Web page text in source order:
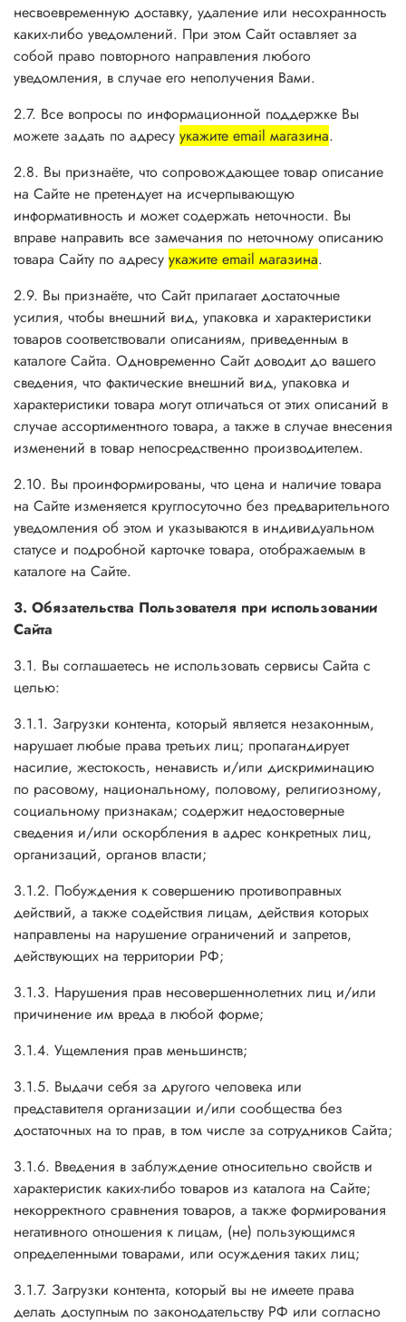
несвоевременную доставку, удаление или несохранность
каких-либо уведомлений. При этом Сайт оставляет за
собой право повторного направления любого
уведомления, в случае его неполучения Вами.
2.7. Все вопросы по информационной поддержке Вы
можете задать по адресу укажите email магазина.
2.8. Вы признаёте, что сопровождающее товар описание
на Сайте не претендует на исчерпывающую
информативность и может содержать неточности. Вы
вправе направить все замечания по неточному описанию
товара Сайту по адресу укажите email магазина.
2.9. Вы признаёте, что Сайт прилагает достаточные
усилия, чтобы внешний вид, упаковка и характеристики
товаров соответствовали описаниям, приведенным в
каталоге Сайта. Одновременно Сайт доводит до вашего
сведения, что фактические внешний вид, упаковка и
характеристики товара могут отличаться от этих описаний в
случае ассортиментного товара, а также в случае внесения
изменений в товар непосредственно производителем.
2.10. Вы проинформированы, что цена и наличие товара
на Сайте изменяется круглосуточно без предварительного
уведомления об этом и указываются в индивидуальном
статусе и подробной карточке товара, отображаемым в
каталоге на Сайте.
3. Обязательства Пользователя при использовании
Сайта
3.1. Вы соглашаетесь не использовать сервисы Сайта с
целью:
3.1.1. Загрузки контента, который является незаконным,
нарушает любые права третьих лиц; пропагандирует
насилие, жестокость, ненависть и/или дискриминацию
по расовому, национальному, половому, религиозному,
социальному признакам; содержит недостоверные
сведения и/или оскорбления в адрес конкретных лиц,
организаций, органов власти;
3.1.2. Побуждения к совершению противоправных
действий, а также содействия лицам, действия которых
направлены на нарушение ограничений и запретов,
действующих на территории РФ;
3.1.3. Нарушения прав несовершеннолетних лиц и/или
причинение им вреда в любой форме;
3.1.4. Ущемления прав меньшинств;
3.1.5. Выдачи себя за другого человека или
представителя организации и/или сообщества без
достаточных на то прав, в том числе за сотрудников Сайта;
3.1.6. Введения в заблуждение относительно свойств и
характеристик каких-либо товаров из каталога на Сайте;
некорректного сравнения товаров, а также формирования
негативного отношения к лицам, (не) пользующимся
определенными товарами, или осуждения таких лиц;
3.1.7. Загрузки контента, который вы не имеете права
делать доступным по законодательству РФ или согласно